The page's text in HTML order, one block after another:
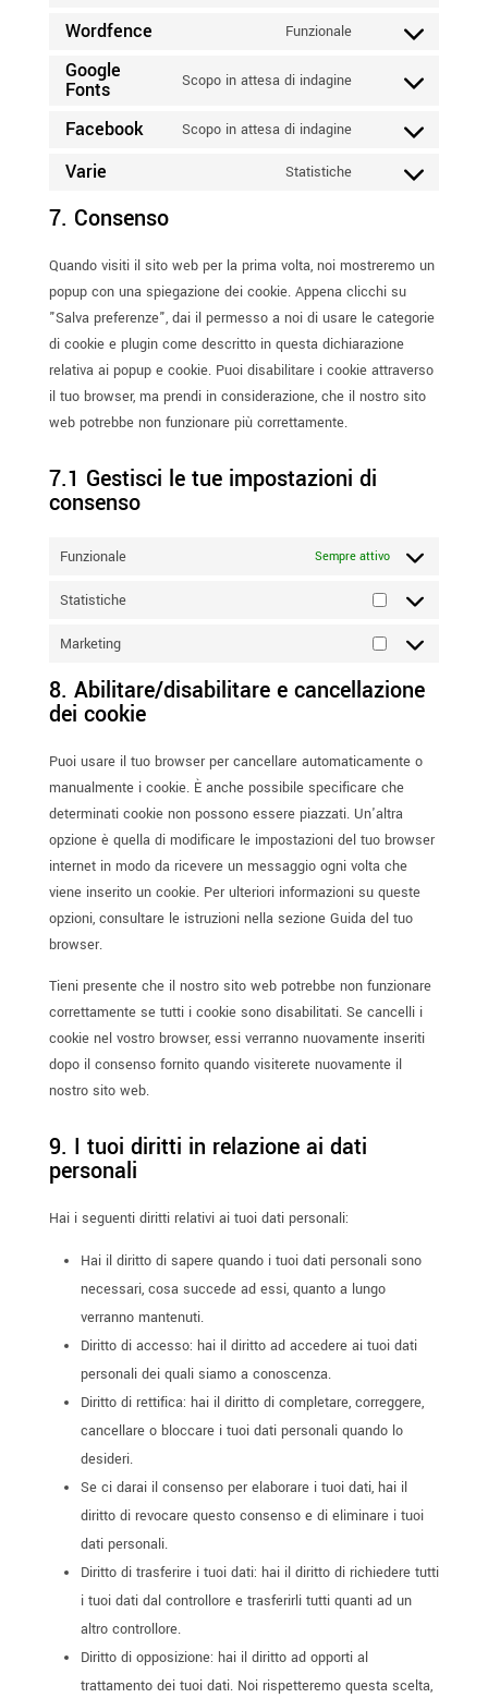
sourcebuster-
Wordfence Funzionale
Consent
wordfence
Google
Fonts Scopo in attesa di indagine
Consent
google-
Facebook Scopo in attesa di indagine
Consent
Varie Statistiche
Consent
varie
7. Consenso
Quando visiti il sito web per la prima volta, noi mostreremo un
popup con una spiegazione dei cookie. Appena clicchi su
"Salva preferenze", dai il permesso a noi di usare le categorie
di cookie e plugin come descritto in questa dichiarazione
relativa ai popup e cookie. Puoi disabilitare i cookie attraverso
il tuo browser, ma prendi in considerazione, che il nostro sito
web potrebbe non funzionare più correttamente.
7.1 Gestisci le tue impostazioni di
consenso
Funzionale Sempre attivo
Statistiche
Statistiche
Marketing
Marketing
8. Abilitare/disabilitare e cancellazione
dei cookie
Puoi usare il tuo browser per cancellare automaticamente o
manualmente i cookie. È anche possibile specificare che
determinati cookie non possono essere piazzati. Un'altra
opzione è quella di modificare le impostazioni del tuo browser
internet in modo da ricevere un messaggio ogni volta che
viene inserito un cookie. Per ulteriori informazioni su queste
opzioni, consultare le istruzioni nella sezione Guida del tuo
browser.
Tieni presente che il nostro sito web potrebbe non funzionare
correttamente se tutti i cookie sono disabilitati. Se cancelli i
cookie nel vostro browser, essi verranno nuovamente inseriti
dopo il consenso fornito quando visiterete nuovamente il
nostro sito web.
9. I tuoi diritti in relazione ai dati
personali
Hai i seguenti diritti relativi ai tuoi dati personali:
Hai il diritto di sapere quando i tuoi dati personali sono
necessari, cosa succede ad essi, quanto a lungo
verranno mantenuti.
Diritto di accesso: hai il diritto ad accedere ai tuoi dati
personali dei quali siamo a conoscenza.
Diritto di rettifica: hai il diritto di completare, correggere,
cancellare o bloccare i tuoi dati personali quando lo
desideri.
Se ci darai il consenso per elaborare i tuoi dati, hai il
diritto di revocare questo consenso e di eliminare i tuoi
dati personali.
Diritto di trasferire i tuoi dati: hai il diritto di richiedere tutti
i tuoi dati dal controllore e trasferirli tutti quanti ad un
altro controllore.
Diritto di opposizione: hai il diritto ad opporti al
trattamento dei tuoi dati. Noi rispetteremo questa scelta,